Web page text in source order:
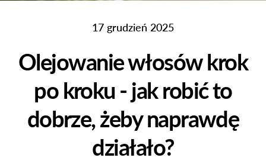
17 grudzień 2025
Olejowanie włosów krok
po kroku - jak robić to
dobrze, żeby naprawdę
działało?